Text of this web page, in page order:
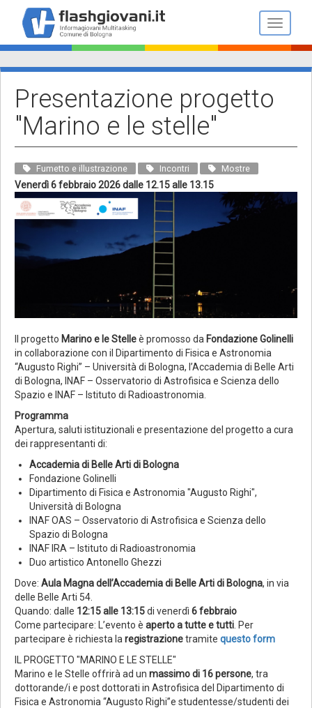
contenuto
principale
Toggle
Presentazione progetto
"Marino e le stelle"
Fumetto e illustrazione Incontri Mostre
Venerdì 6 febbraio 2026 dalle 12.15 alle 13.15
Il progetto Marino e le Stelleè promosso da Fondazione Golinelli
in collaborazione con il Dipartimento di Fisica e Astronomia
“Augusto Righi” – Università di Bologna, l’Accademia di Belle Arti
di Bologna, INAF – Osservatorio di Astrofisica e Scienza dello
Spazio e INAF – Istituto di Radioastronomia.
Programma
Apertura, saluti istituzionali e presentazione del progetto a cura
dei rappresentanti di:
Accademia di Belle Arti di Bologna
Fondazione Golinelli
Dipartimento di Fisica e Astronomia "Augusto Righi",
Università di Bologna
INAF OAS – Osservatorio di Astrofisica e Scienza dello
Spazio di Bologna
INAF IRA – Istituto di Radioastronomia
Duo artistico Antonello Ghezzi
Dove: Aula Magna dell’Accademia di Belle Arti di Bologna, in via
delle Belle Arti 54.
Quando: dalle 12:15 alle 13:15di venerdì 6 febbraio
Come partecipare: L’evento è aperto a tutte e tutti . Per
partecipare è richiesta la registrazionetramite questo form
IL PROGETTO "MARINO E LE STELLE"
Marino e le Stelle offrirà ad un massimo di 16 persone, tra
dottorande/i e post dottorati in Astrofisica del Dipartimento di
Fisica e Astronomia “Augusto Righi”e studentesse/studenti dei